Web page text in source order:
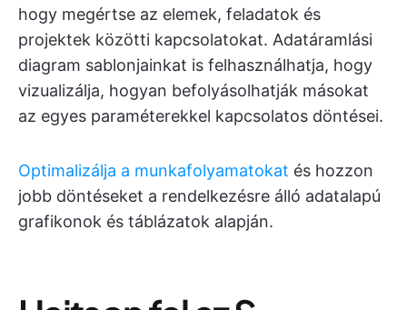
hogy megértse az elemek, feladatok és
projektek közötti kapcsolatokat. Adatáramlási
diagram sablonjainkat is felhasználhatja, hogy
vizualizálja, hogyan befolyásolhatják másokat
az egyes paraméterekkel kapcsolatos döntései.
Optimalizálja a munkafolyamatokat és hozzon
jobb döntéseket a rendelkezésre álló adatalapú
grafikonok és táblázatok alapján.